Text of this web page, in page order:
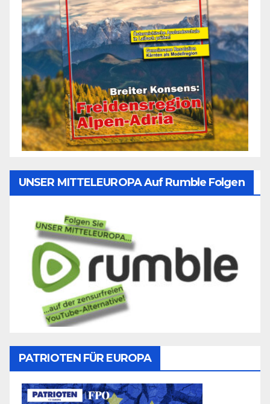
UNSER MITTELEUROPA Auf Rumble Folgen
PATRIOTEN FÜR EUROPA